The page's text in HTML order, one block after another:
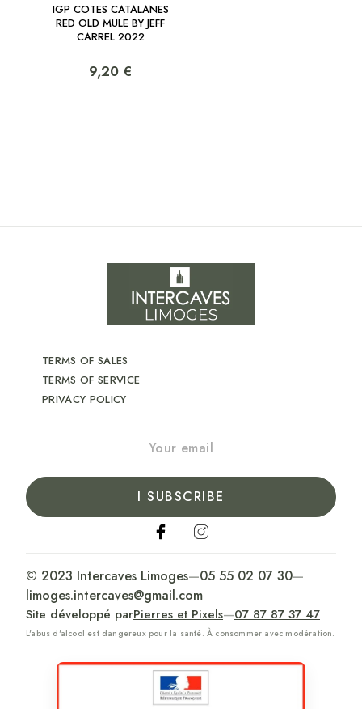
IGP COTES CATALANES
RED OLD MULE BY JEFF
CARREL 2022
9,20 €
TERMS OF SALES
TERMS OF SERVICE
PRIVACY POLICY
I SUBSCRIBE
© 2023 Intercaves Limoges—05 55 02 07 30—
limoges.intercaves@gmail.com
Site développé parPierres et Pixels—07 87 87 37 47
L'abus d'alcool est dangereux pour la santé. À consommer avec modération.